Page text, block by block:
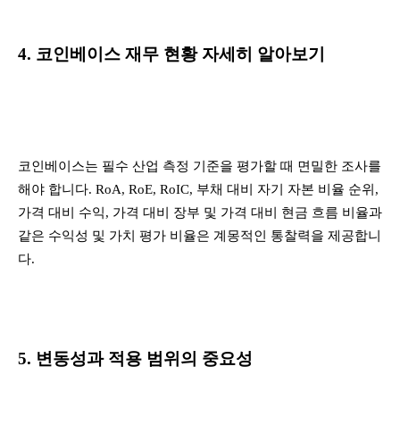
4. 코인베이스 재무 현황 자세히 알아보기
코인베이스는 필수 산업 측정 기준을 평가할 때 면밀한 조사를
해야 합니다. RoA, RoE, RoIC, 부채 대비 자기 자본 비율 순위,
가격 대비 수익, 가격 대비 장부 및 가격 대비 현금 흐름 비율과
같은 수익성 및 가치 평가 비율은 계몽적인 통찰력을 제공합니
다.
5. 변동성과 적용 범위의 중요성